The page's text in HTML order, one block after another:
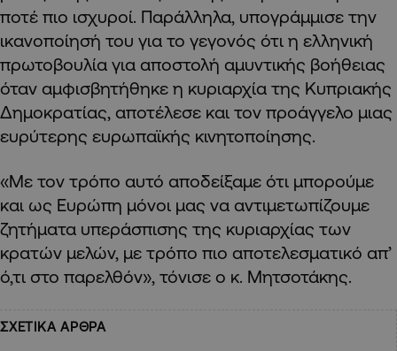
ποτέ πιο ισχυροί. Παράλληλα, υπογράμμισε την
ικανοποίησή του για το γεγονός ότι η ελληνική
πρωτοβουλία για αποστολή αμυντικής βοήθειας
όταν αμφισβητήθηκε η κυριαρχία της Κυπριακής
Δημοκρατίας, αποτέλεσε και τον προάγγελο μιας
ευρύτερης ευρωπαϊκής κινητοποίησης.
«Με τον τρόπο αυτό αποδείξαμε ότι μπορούμε
και ως Ευρώπη μόνοι μας να αντιμετωπίζουμε
ζητήματα υπεράσπισης της κυριαρχίας των
κρατών μελών, με τρόπο πιο αποτελεσματικό απ’
ό,τι στο παρελθόν», τόνισε ο κ. Μητσοτάκης.
ΣΧΕΤΙΚΑ ΑΡΘΡΑ